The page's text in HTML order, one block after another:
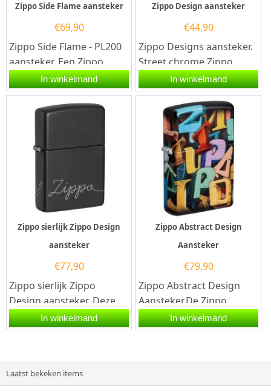
Zippo Side Flame aansteker
€69,90
Zippo Side Flame - PL200
aansteker. Een Zippo
aansteker is een
kwalitatief...
In winkelmand
Zippo Design aansteker
€44,90
Zippo Designs aansteker.
Street chrome Zippo
aansteker met aan de
voorzijde een opdruk
In winkelmand
Zippo sierlijk Zippo Design
aansteker
€77,90
Zippo sierlijk Zippo
Design aansteker. Deze
aansteker heeft een mat
zwarte afwerking met
In winkelmand
Zippo Abstract Design
Aansteker
€79,90
Zippo Abstract Design
Aansteker.De Zippo
Abstract Design
Aansteker heeft over de
In winkelmand
Laatst bekeken items